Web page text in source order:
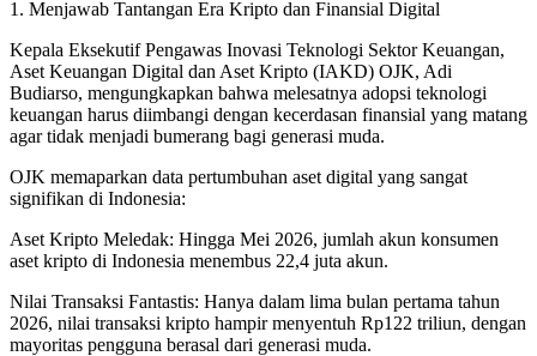
​1. Menjawab Tantangan Era Kripto dan Finansial Digital
​Kepala Eksekutif Pengawas Inovasi Teknologi Sektor Keuangan,
Aset Keuangan Digital dan Aset Kripto (IAKD) OJK, Adi
Budiarso, mengungkapkan bahwa melesatnya adopsi teknologi
keuangan harus diimbangi dengan kecerdasan finansial yang matang
agar tidak menjadi bumerang bagi generasi muda.
​OJK memaparkan data pertumbuhan aset digital yang sangat
signifikan di Indonesia:
​Aset Kripto Meledak: Hingga Mei 2026, jumlah akun konsumen
aset kripto di Indonesia menembus 22,4 juta akun.
​Nilai Transaksi Fantastis: Hanya dalam lima bulan pertama tahun
2026, nilai transaksi kripto hampir menyentuh Rp122 triliun, dengan
mayoritas pengguna berasal dari generasi muda.